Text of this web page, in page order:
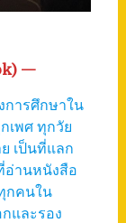
—
ารศึกษาใน
เพศ ทุกวัย
เป็นที่แลก
อ่านหนังสือ
กคนใน
และรอง